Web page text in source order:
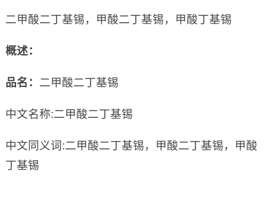
二甲酸二丁基锡，甲酸二丁基锡，甲酸丁基锡
概述：
品名： 二甲酸二丁基锡
中文名称:二甲酸二丁基锡
中文同义词:二甲酸二丁基锡，甲酸二丁基锡，甲酸
丁基锡